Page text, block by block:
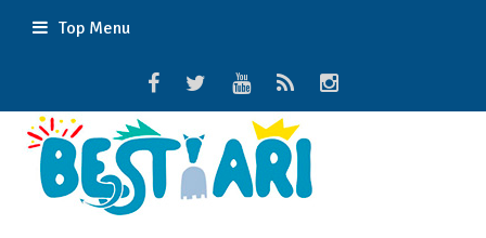
Top Menu